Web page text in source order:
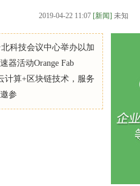
2019-04-22 11:07 [新闻] 未知
科技会议中心举办以加
器活动Orange Fab
计算+区块链技术，服务
参